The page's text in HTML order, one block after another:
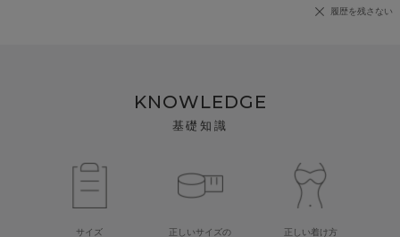
履歴を残さない
KNOWLEDGE
基礎知識
サイズ
正しいサイズの
正しい着け方